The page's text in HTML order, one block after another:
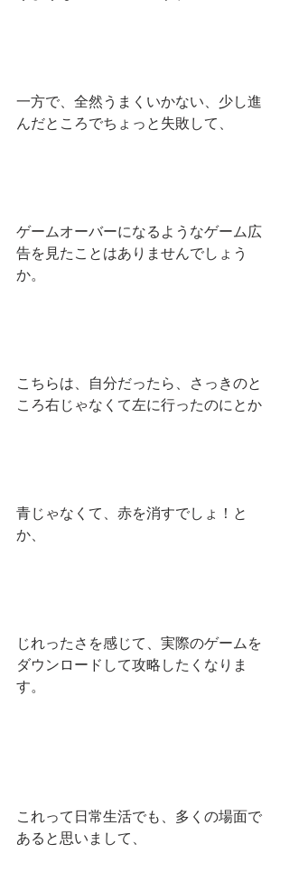
一方で、全然うまくいかない、少し進
んだところでちょっと失敗して、
ゲームオーバーになるようなゲーム広
告を見たことはありませんでしょう
か。
こちらは、自分だったら、さっきのと
ころ右じゃなくて左に行ったのにとか
青じゃなくて、赤を消すでしょ！と
か、
じれったさを感じて、実際のゲームを
ダウンロードして攻略したくなりま
す。
これって日常生活でも、多くの場面で
あると思いまして、